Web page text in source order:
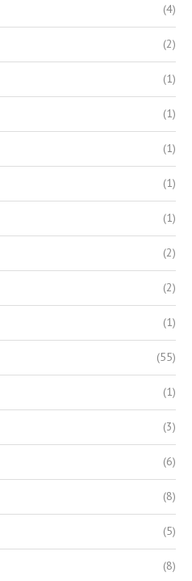
(4)
(2)
(1)
(1)
(1)
(1)
(1)
(2)
(2)
(1)
(55)
(1)
(3)
(6)
(8)
(5)
(8)